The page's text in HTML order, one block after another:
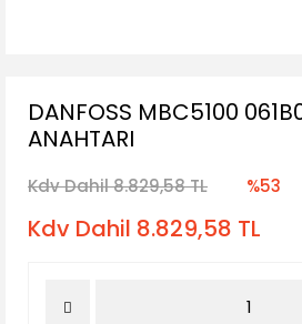
DANFOSS MBC5100
ANAHTARI
Kdv Dahil 8.829,58 TL %53
Kdv Dahil 8.829,58 TL